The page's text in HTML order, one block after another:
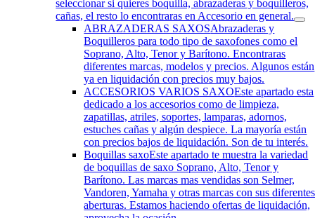
seleccionar si quieres boquilla, abrazaderas y boquilleros,
cañas, el resto lo encontraras en Accesorio en general.
ABRAZADERAS SAXOSAbrazaderas y
Boquilleros para todo tipo de saxofones como el
Soprano, Alto, Tenor y Barítono. Encontraras
diferentes marcas, modelos y precios. Algunos están
ya en liquidación con precios muy bajos.
ACCESORIOS VARIOS SAXOEste apartado esta
dedicado a los accesorios como de limpieza,
zapatillas, atriles, soportes, lamparas, adornos,
estuches cañas y algún despiece. La mayoría están
con precios bajos de liquidación. Son de tu interés.
Boquillas saxoEste apartado te muestra la variedad
de boquillas de saxo Soprano, Alto, Tenor y
Barítono. Las marcas mas vendidas son Selmer,
Vandoren, Yamaha y otras marcas con sus diferentes
aberturas. Estamos haciendo ofertas de liquidación,